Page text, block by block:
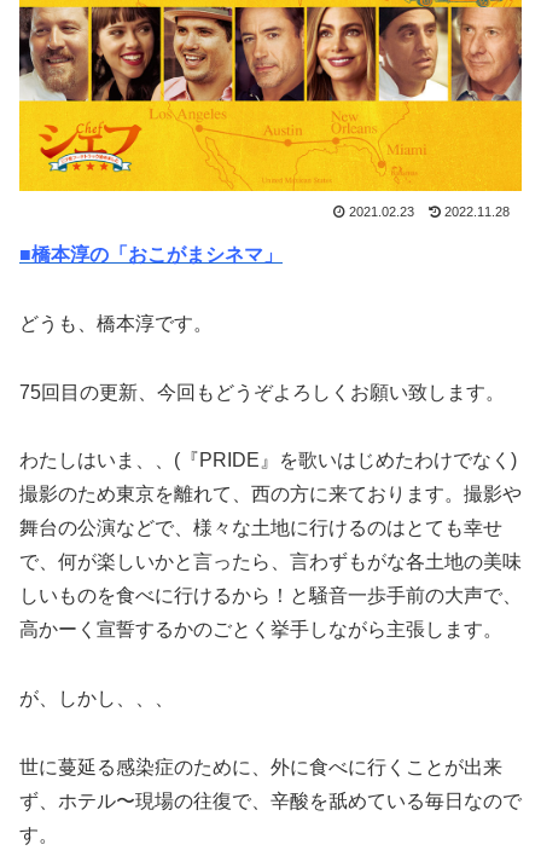
2021.02.23 2022.11.28
■橋本淳の「おこがまシネマ」
どうも、橋本淳です。
75回目の更新、今回もどうぞよろしくお願い致します。
わたしはいま、、(『PRIDE』を歌いはじめたわけでなく)
撮影のため東京を離れて、西の方に来ております。撮影や
舞台の公演などで、様々な土地に行けるのはとても幸せ
で、何が楽しいかと言ったら、言わずもがな各土地の美味
しいものを食べに行けるから！と騒音一歩手前の大声で、
高かーく宣誓するかのごとく挙手しながら主張します。
が、しかし、、、
世に蔓延る感染症のために、外に食べに行くことが出来
ず、ホテル〜現場の往復で、辛酸を舐めている毎日なので
す。